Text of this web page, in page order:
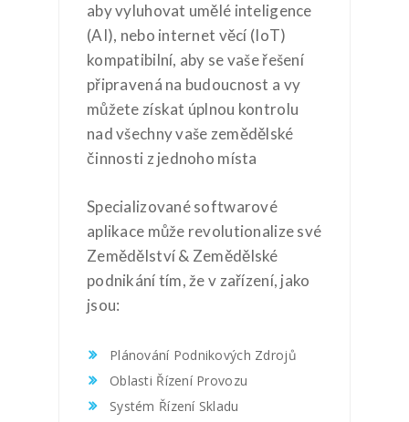
aby vyluhovat umělé inteligence
(AI), nebo internet věcí (IoT)
kompatibilní, aby se vaše řešení
připravená na budoucnost a vy
můžete získat úplnou kontrolu
nad všechny vaše zemědělské
činnosti z jednoho místa
Specializované softwarové
aplikace může revolutionalize své
Zemědělství & Zemědělské
podnikání tím, že v zařízení, jako
jsou:
Plánování Podnikových Zdrojů
Oblasti Řízení Provozu
Systém Řízení Skladu